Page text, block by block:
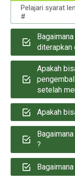
Pelajari syarat
#
diterapkan
Apakah
setelah
Apakah
?